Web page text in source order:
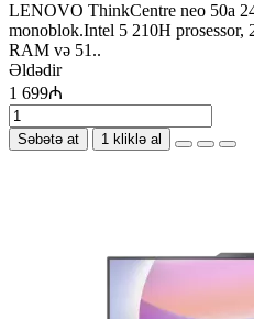
LENOVO ThinkCentre neo 50a
monoblok.Intel 5 210H
RAM və 51..
Əldədir
1 699₼
Səbətə at 1 kliklə al